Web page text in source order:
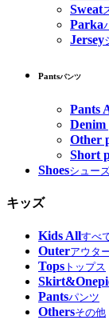
Sweat
Parka
Jersey
Pantsパンツ
Pants
Denim
Other
Short
Shoesシュー
キッズ
Kids Allすべ
Outerアウタ
Tops トップス
Pantsパンツ
Othersその他